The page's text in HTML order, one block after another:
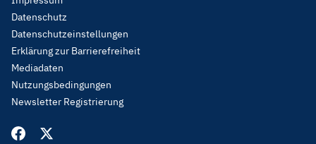
Menu
Legal
Datenschutz
Datenschutzeinstellungen
Erklärung zur Barrierefreiheit
Mediadaten
Nutzungsbedingungen
Newsletter Registrierung